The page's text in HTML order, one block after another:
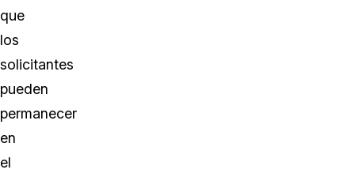
que
los
solicitantes
pueden
permanecer
en
el